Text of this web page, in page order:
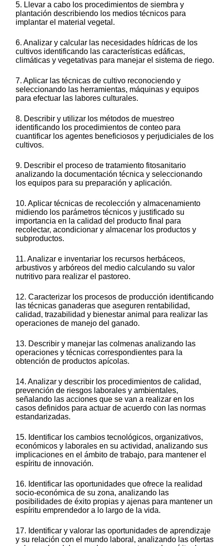
5. Llevar a cabo los procedimientos de siembra y
plantación describiendo los medios técnicos para
implantar el material vegetal.
6. Analizar y calcular las necesidades hídricas de los
cultivos identificando las características edáficas,
climáticas y vegetativas para manejar el sistema de riego.
7. Aplicar las técnicas de cultivo reconociendo y
seleccionando las herramientas, máquinas y equipos
para efectuar las labores culturales.
8. Describir y utilizar los métodos de muestreo
identificando los procedimientos de conteo para
cuantificar los agentes beneficiosos y perjudiciales de los
cultivos.
9. Describir el proceso de tratamiento fitosanitario
analizando la documentación técnica y seleccionando
los equipos para su preparación y aplicación.
10. Aplicar técnicas de recolección y almacenamiento
midiendo los parámetros técnicos y justificado su
importancia en la calidad del producto final para
recolectar, acondicionar y almacenar los productos y
subproductos.
11. Analizar e inventariar los recursos herbáceos,
arbustivos y arbóreos del medio calculando su valor
nutritivo para realizar el pastoreo.
12. Caracterizar los procesos de producción identificando
las técnicas ganaderas que aseguren rentabilidad,
calidad, trazabilidad y bienestar animal para realizar las
operaciones de manejo del ganado.
13. Describir y manejar las colmenas analizando las
operaciones y técnicas correspondientes para la
obtención de productos apícolas.
14. Analizar y describir los procedimientos de calidad,
prevención de riesgos laborales y ambientales,
señalando las acciones que se van a realizar en los
casos definidos para actuar de acuerdo con las normas
estandarizadas.
15. Identificar los cambios tecnológicos, organizativos,
económicos y laborales en su actividad, analizando sus
implicaciones en el ámbito de trabajo, para mantener el
espíritu de innovación.
16. Identificar las oportunidades que ofrece la realidad
socio-económica de su zona, analizando las
posibilidades de éxito propias y ajenas para mantener un
espíritu emprendedor a lo largo de la vida.
17. Identificar y valorar las oportunidades de aprendizaje
y su relación con el mundo laboral, analizando las ofertas